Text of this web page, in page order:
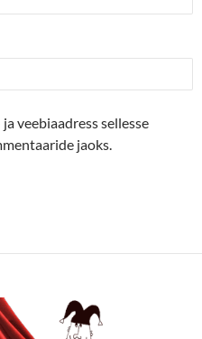
veebiaadress sellesse
jaoks.